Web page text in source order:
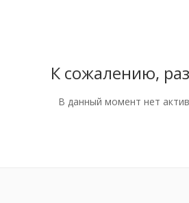
К сожалению,
В данный момент нет